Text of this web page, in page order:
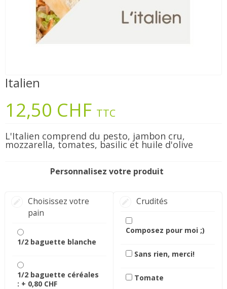
Italien
12,50 CHF TTC
L'Italien comprend du pesto, jambon cru,
mozzarella, tomates, basilic et huile d'olive
Personnalisez votre produit
Choisissez votre
pain
1/2 baguette blanche
1/2 baguette céréales
: + 0,80 CHF
Crudités
Composez pour moi ;)
Sans rien, merci!
Tomate